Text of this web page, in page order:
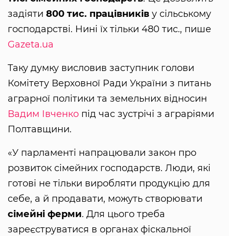
задіяти 800 тис. працівників у сільському
господарстві. Нині їх тільки 480 тис., пише
Gazeta.ua
Таку думку висловив заступник голови
Комітету Верховної Ради України з питань
аграрної політики та земельних відносин
Вадим Івченко під час зустрічі з аграріями
Полтавщини.
«У парламенті напрацювали закон про
розвиток сімейних господарств. Люди, які
готові не тільки виробляти продукцію для
себе, а й продавати, можуть створювати
сімейні ферми. Для цього треба
зареєструватися в органах фіскальної